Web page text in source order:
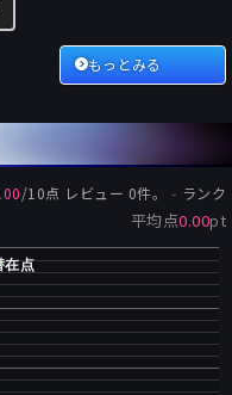
もっとみる
/10点 レビュー 0件。 - ランク
平均点0.00pt
在点